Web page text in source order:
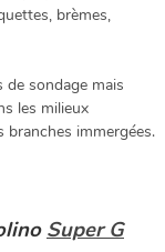
brèmes,
sondage mais
les milieux
branches immergées.
Super G